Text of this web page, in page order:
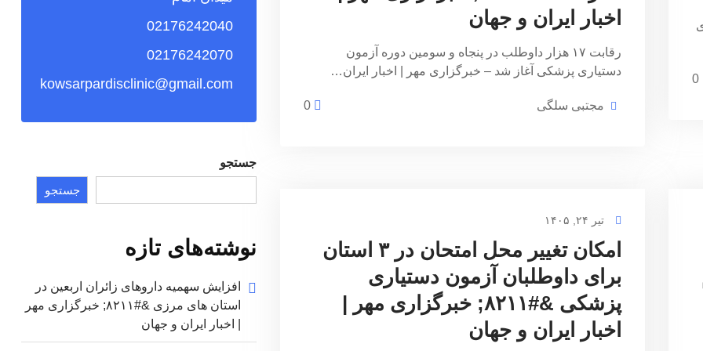
اخبار ایران و جهان
رقابت ۱۷ هزار داوطلب در پنجاه و سومین دوره آزمون
دستیاری پزشکی آغاز شد – خبرگزاری مهر | اخبار ایران…
مجتبی سلگی
تیر ۲۴, ۱۴۰۵
امکان تغییر محل امتحان در ۳ استان
برای داوطلبان آزمون دستیاری
پزشکی &#۸۲۱۱; خبرگزاری مهر |
اخبار ایران و جهان
02176242040
02176242070
kowsarpardisclinic@gmail.com
جستجو
جستجو
نوشته‌های تازه
افزایش سهمیه داروهای زائران اربعین در
استان های مرزی &#۸۲۱۱; خبرگزاری مهر
| اخبار ایران و جهان